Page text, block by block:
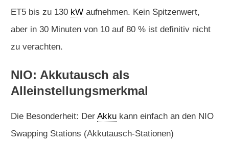
ET5 bis zu 130 kW aufnehmen. Kein Spitzenwert,
aber in 30 Minuten von 10 auf 80 % ist definitiv nicht
zu verachten.
NIO: Akkutausch als
Alleinstellungsmerkmal
Die Besonderheit: Der Akku kann einfach an den NIO
Swapping Stations (Akkutausch-Stationen)